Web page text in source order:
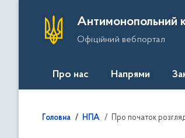
Антимонопольний
Офіційний вебпортал
Про нас Напрями
Головна НПА Про початок розгляду